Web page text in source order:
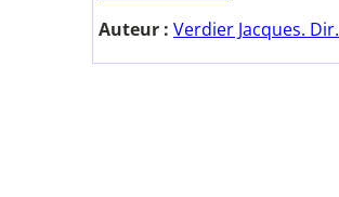
Auteur : Verdier Jacques. Dir.